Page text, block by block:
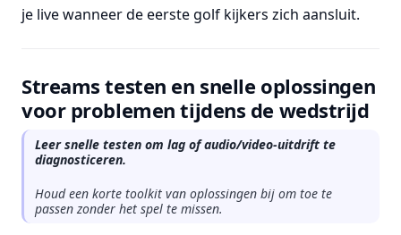
je live wanneer de eerste golf kijkers zich aansluit.
Streams testen en snelle oplossingen
voor problemen tijdens de wedstrijd
Leer snelle testen om lag of audio/video-uitdrift te
diagnosticeren.
Houd een korte toolkit van oplossingen bij om toe te
passen zonder het spel te missen.